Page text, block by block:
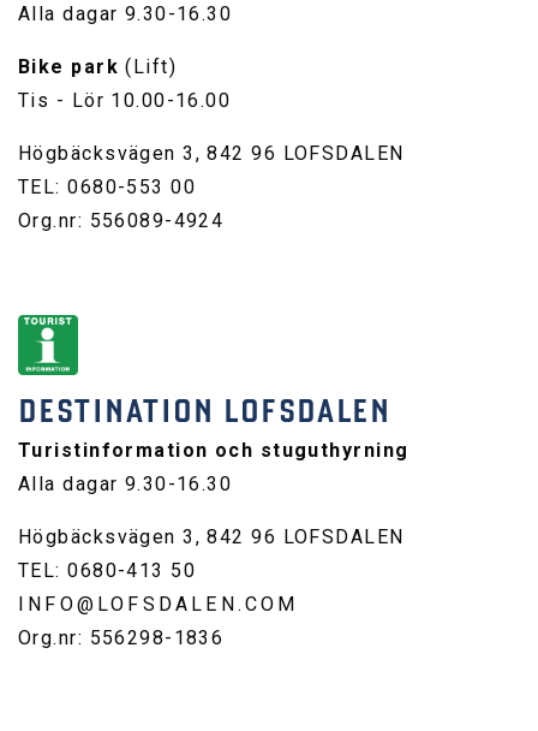
DESTINATION LOFSDALEN
Turistinformation och stuguthyrning
Alla dagar 9.30-16.30
Högbäcksvägen 3, 842 96 LOFSDALEN
TEL: 0680-413 50
INFO@LOFSDALEN.COM
Org.nr: 556298-1836
Alla dagar 9.30-16.30
Bike park (Lift)
Tis - Lör 10.00-16.00
Högbäcksvägen 3, 842 96 LOFSDALEN
TEL: 0680-553 00
Org.nr: 556089-4924